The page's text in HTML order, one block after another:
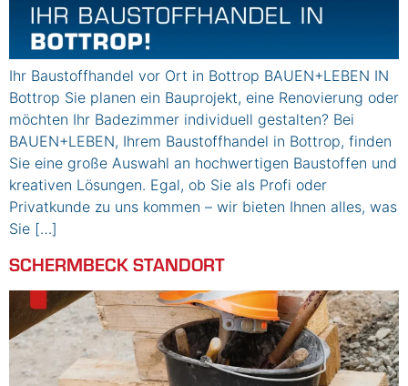
Ihr Baustoffhandel vor Ort in Bottrop BAUEN+LEBEN IN
Bottrop Sie planen ein Bauprojekt, eine Renovierung oder
möchten Ihr Badezimmer individuell gestalten? Bei
BAUEN+LEBEN, Ihrem Baustoffhandel in Bottrop, finden
Sie eine große Auswahl an hochwertigen Baustoffen und
kreativen Lösungen. Egal, ob Sie als Profi oder
Privatkunde zu uns kommen – wir bieten Ihnen alles, was
Sie […]
SCHERMBECK STANDORT